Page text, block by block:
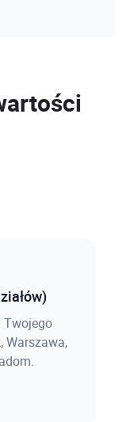
Twojego
Warszawa,